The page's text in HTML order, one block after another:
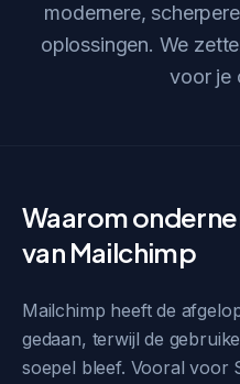
modernere,
oplossingen. We
voor je
Waarom
van Mailchimp
Mailchimp heeft de
gedaan, terwijl de
soepel bleef. Vooral voor